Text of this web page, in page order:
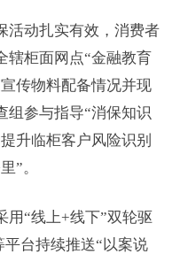
活动扎实有效，消费者
辖柜面网点“金融教育
传物料配备情况并现
组参与指导“消保知识
升临柜客户风险识别
”。
用“线上+线下”双轮驱
台持续推送“以案说